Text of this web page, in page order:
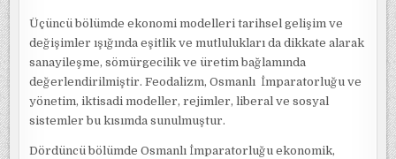
Üçüncü bölümde ekonomi modelleri tarihsel gelişim ve
değişimler ışığında eşitlik ve mutlulukları da dikkate alarak
sanayileşme, sömürgecilik ve üretim bağlamında
değerlendirilmiştir. Feodalizm, Osmanlı İmparatorluğu ve
yönetim, iktisadi modeller, rejimler, liberal ve sosyal
sistemler bu kısımda sunulmuştur.
Dördüncü bölümde Osmanlı İmparatorluğu ekonomik,